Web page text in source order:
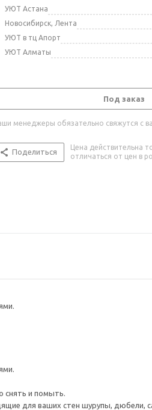
УЮТ Астана
Новосибирск, Лента
УЮТ в тц Апорт
УЮТ Алматы
Под заказ
менеджеры обязательно свяжутся с
Поделиться
Цена действительна
отличаться от цен в
снять и помыть.
для ваших стен шурупы, дюбели,